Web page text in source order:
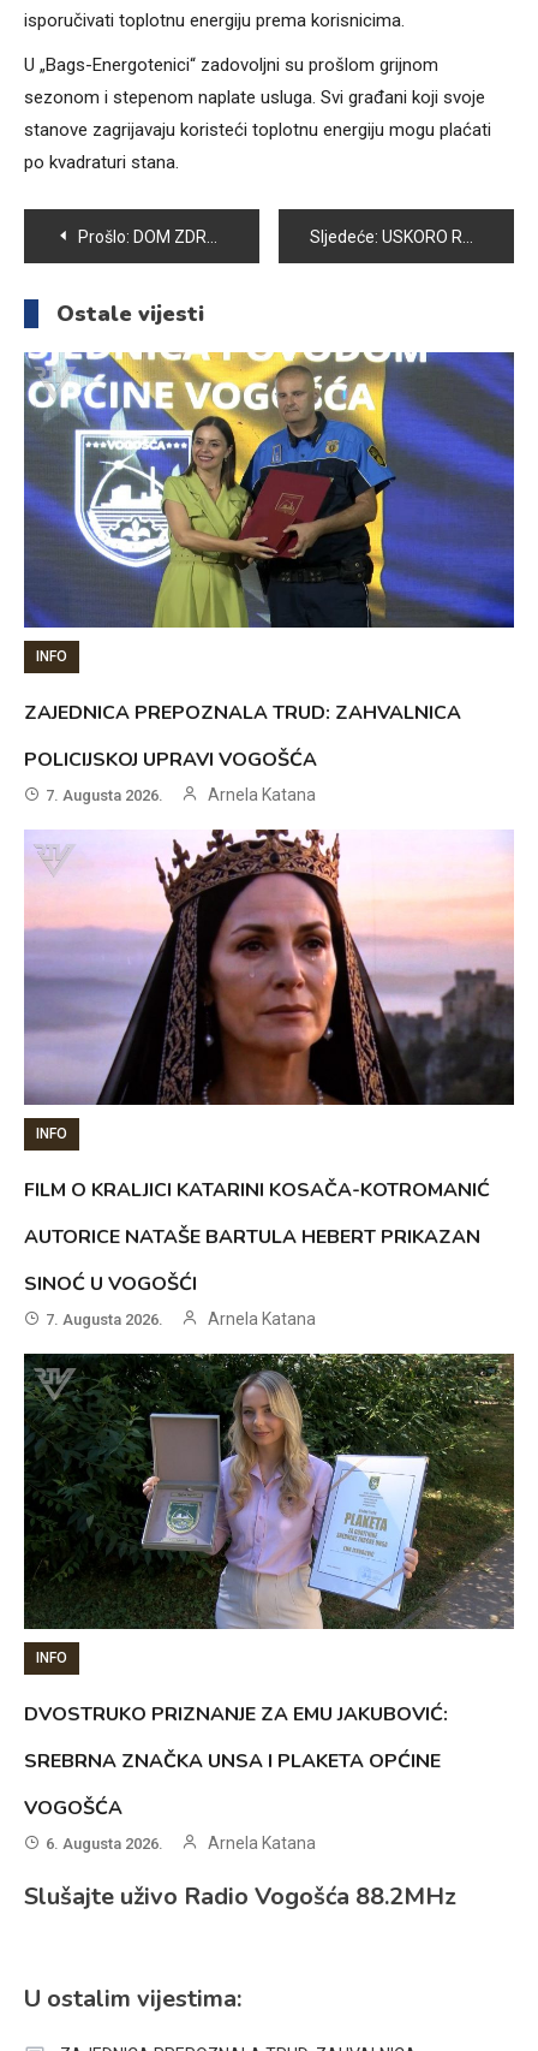
isporučivati toplotnu energiju prema korisnicima.
U „Bags-Energotenici“ zadovoljni su prošlom grijnom
sezonom i stepenom naplate usluga. Svi građani koji svoje
stanove zagrijavaju koristeći toplotnu energiju mogu plaćati
po kvadraturi stana.
Navigacija
članaka
Prošlo: DOM ZDRAVLJA VOGOŠĆA: S NOVOM OPREMOM I KVALITETNJA USLUGA PACIJENTIMA Sljedeće: USKORO RADOVI NA IZGRADNJI NOVE JAVNE RASVJETE OD VOGOŠĆANSKE PETLJE DO SEMIZOVCA
Ostale vijesti
INFO
ZAJEDNICA PREPOZNALA TRUD: ZAHVALNICA
POLICIJSKOJ UPRAVI VOGOŠĆA
7. Augusta 2026. Arnela Katana
INFO
FILM O KRALJICI KATARINI KOSAČA-KOTROMANIĆ
AUTORICE NATAŠE BARTULA HEBERT PRIKAZAN
SINOĆ U VOGOŠĆI
7. Augusta 2026. Arnela Katana
INFO
DVOSTRUKO PRIZNANJE ZA EMU JAKUBOVIĆ:
SREBRNA ZNAČKA UNSA I PLAKETA OPĆINE
VOGOŠĆA
6. Augusta 2026. Arnela Katana
Slušajte uživo Radio Vogošća 88.2MHz
U ostalim vijestima: